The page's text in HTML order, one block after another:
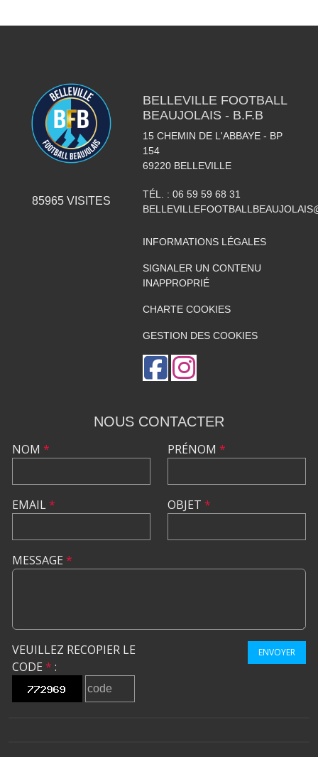
85965VISITES
BELLEVILLE FOOTBALL
BEAUJOLAIS - B.F.B
15 CHEMIN DE L'ABBAYE - BP
154
69220 BELLEVILLE
TÉL. : 06 59 59 68 31
INFORMATIONS LÉGALES
SIGNALER UN CONTENU
INAPPROPRIÉ
CHARTE COOKIES
GESTION DES COOKIES
NOUS CONTACTER
NOM *
EMAIL*
PRÉNOM *
OBJET *
MESSAGE *
VEUILLEZ RECOPIER LE
CODE * :
ENVOYER